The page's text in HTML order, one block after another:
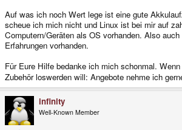
Auf was ich noch Wert lege ist eine gute
scheue ich mich nicht und Linux ist bei mir auf
Computern/Geräten als OS vorhanden. Also
Erfahrungen vorhanden.
Für Eure Hilfe bedanke ich mich schonmal.
Zubehör loswerden will: Angebote nehme ich
infinity
Well-Known Member